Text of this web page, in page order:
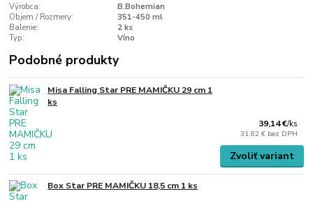
Výrobca:
B.Bohemian
Objem / Rozmery:
351-450 ml
Balenie:
2 ks
Typ:
Víno
Podobné produkty
Misa Falling Star PRE MAMIČKU 29 cm 1
ks
39,14 €/ks
31,82 € bez DPH
Zvoliť variant
Box Star PRE MAMIČKU 18,5 cm 1 ks